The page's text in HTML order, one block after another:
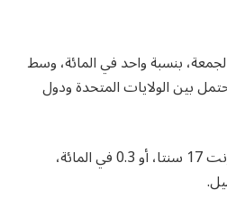
بنسبة واحد في المائة، وسط
بين الولايات المتحدة ودول
وزادت العقود الآجلة لخام برنت 17 سنتا، أو 0.3 في المائة،